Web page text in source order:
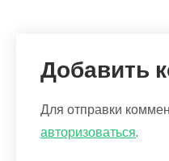
Добавить
Для отправки
авторизоваться.